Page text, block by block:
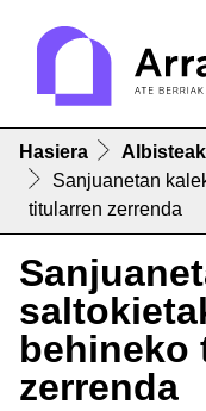
Hasiera
Albisteak
Sanjuanetan
titularren zerrenda
behineko
zerrenda